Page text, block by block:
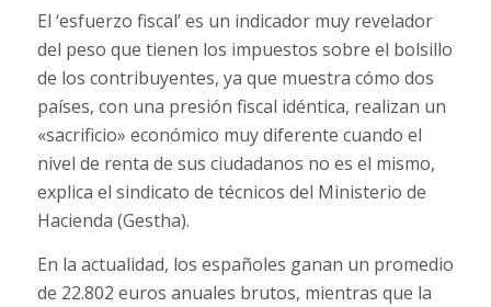
El ‘esfuerzo fiscal’ es un indicador muy revelador
del peso que tienen los impuestos sobre el bolsillo
de los contribuyentes, ya que muestra cómo dos
países, con una presión fiscal idéntica, realizan un
«sacrificio» económico muy diferente cuando el
nivel de renta de sus ciudadanos no es el mismo,
explica el sindicato de técnicos del Ministerio de
Hacienda (Gestha).
En la actualidad, los españoles ganan un promedio
de 22.802 euros anuales brutos, mientras que la